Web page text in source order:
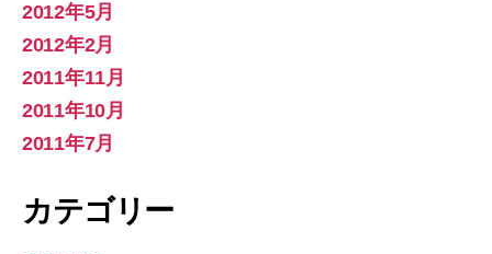
2012年5月
2012年2月
2011年11月
2011年10月
2011年7月
カテゴリー